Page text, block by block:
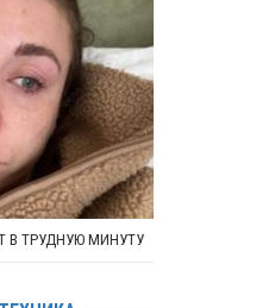
В ТРУДНУЮ МИНУТУ